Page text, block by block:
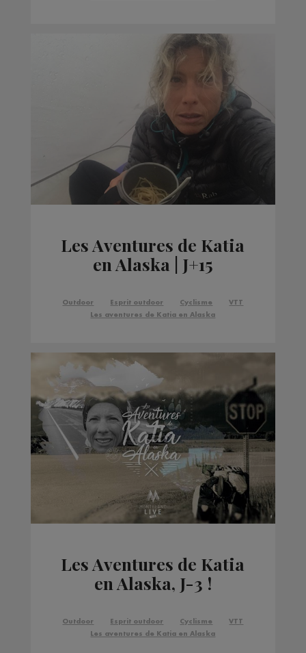
Les Aventures de Katia
en Alaska | J+15
Outdoor Esprit outdoor Cyclisme
VTT
Les aventures de Katia en Alaska
Les Aventures de Katia
en Alaska, J-3 !
Outdoor Esprit outdoor Cyclisme
VTT
Les aventures de Katia en Alaska